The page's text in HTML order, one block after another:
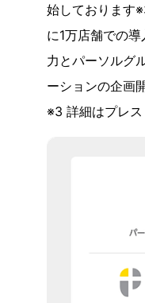
始しております
に1万店舗での
力とパーソルグ
ーションの企画
※3 詳細はプレス